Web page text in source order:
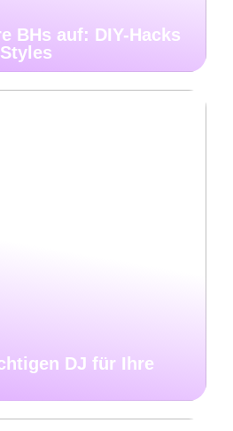
BHs auf: DIY-Hacks
DJ für Ihre